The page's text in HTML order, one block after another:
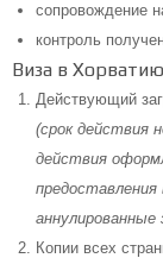
сопровождение
контроль
Виза в
Действующий
(срок действия
действия
аннулированные
Копии всех